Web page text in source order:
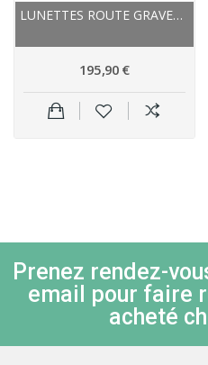
LUNETTES ROUTE GRAVEL VTT - RUDY PROJECT...
195,90 €
Prenez rendez-
email pour faire
acheté